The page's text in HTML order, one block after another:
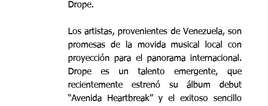
Drope.
Los artistas, provenientes de Venezuela, son
promesas de la movida musical local con
proyección para el panorama internacional.
Drope es un talento emergente, que
recientemente estrenó su álbum debut
“Avenida Heartbreak” y el exitoso sencillo